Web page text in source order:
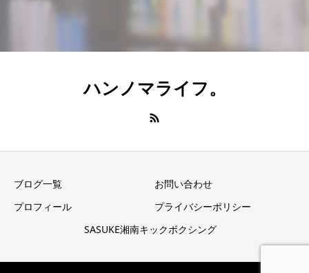
ハンノマライフ。
ブログ一覧
お問い合わせ
プロフィール
プライバシーポリシー
SASUKE湘南キックボクシング